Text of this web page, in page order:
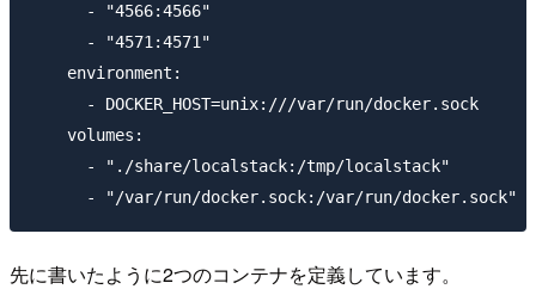
      - "4566:4566"
      - "4571:4571"
    environment:
      - DOCKER_HOST=unix:///var/run/docker.sock
    volumes:
      - "./share/localstack:/tmp/localstack"
先に書いたように2つのコンテナを定義しています。